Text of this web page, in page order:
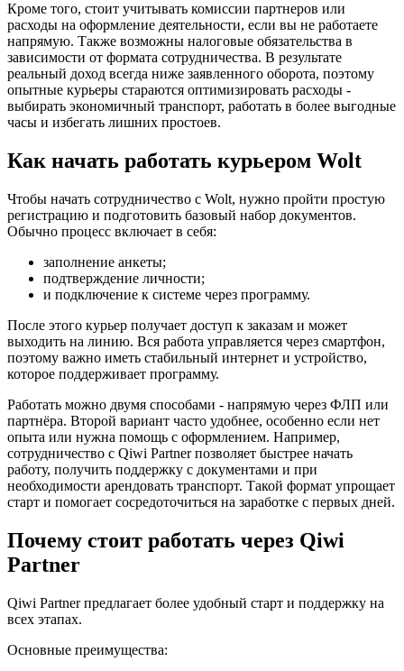
Кроме того, стоит учитывать комиссии партнеров или
расходы на оформление деятельности, если вы не работаете
напрямую. Также возможны налоговые обязательства в
зависимости от формата сотрудничества. В результате
реальный доход всегда ниже заявленного оборота, поэтому
опытные курьеры стараются оптимизировать расходы -
выбирать экономичный транспорт, работать в более выгодные
часы и избегать лишних простоев.
Как начать работать курьером Wolt
Чтобы начать сотрудничество с Wolt, нужно пройти простую
регистрацию и подготовить базовый набор документов.
Обычно процесс включает в себя:
заполнение анкеты;
подтверждение личности;
и подключение к системе через программу.
После этого курьер получает доступ к заказам и может
выходить на линию. Вся работа управляется через смартфон,
поэтому важно иметь стабильный интернет и устройство,
которое поддерживает программу.
Работать можно двумя способами - напрямую через ФЛП или
партнёра. Второй вариант часто удобнее, особенно если нет
опыта или нужна помощь с оформлением. Например,
сотрудничество с Qiwi Partner позволяет быстрее начать
работу, получить поддержку с документами и при
необходимости арендовать транспорт. Такой формат упрощает
старт и помогает сосредоточиться на заработке с первых дней.
Почему стоит работать через Qiwi
Partner
Qiwi Partner предлагает более удобный старт и поддержку на
всех этапах.
Основные преимущества: